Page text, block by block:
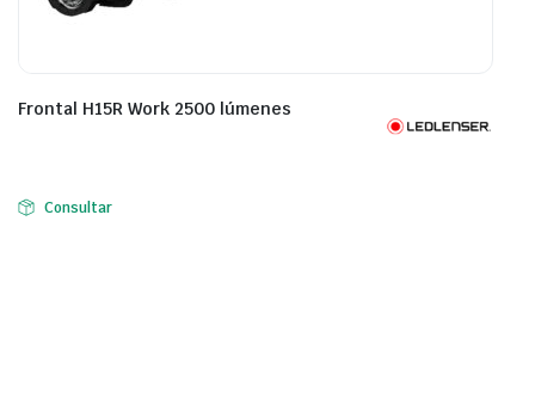
Frontal H15R Work 2500 lúmenes
Consultar